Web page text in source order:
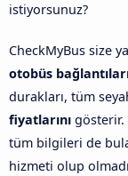
istiyorsunuz?
CheckMyBus size
otobüs
durakları, tüm
fiyatlarını
tüm bilgileri de
hizmeti olup